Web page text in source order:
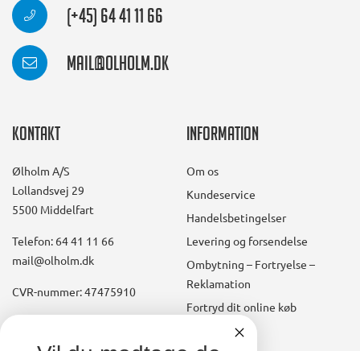
(+45) 64 41 11 66
mail@olholm.dk
Kontakt
Ølholm A/S
Lollandsvej 29
5500 Middelfart
Telefon: 64 41 11 66
mail@olholm.dk
CVR-nummer: 47475910
Information
Om os
Kundeservice
Handelsbetingelser
Levering og forsendelse
Ombytning – Fortryelse –
Reklamation
Fortryd dit online køb
Konto